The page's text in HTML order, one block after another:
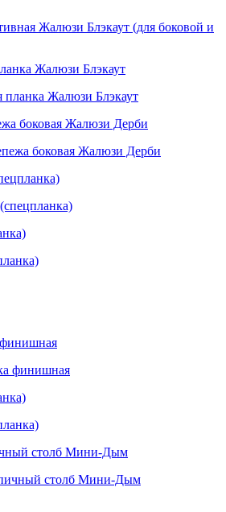
Жалюзи Блэкаут
боковая Жалюзи Дерби
финишная
столб Мини-Дым